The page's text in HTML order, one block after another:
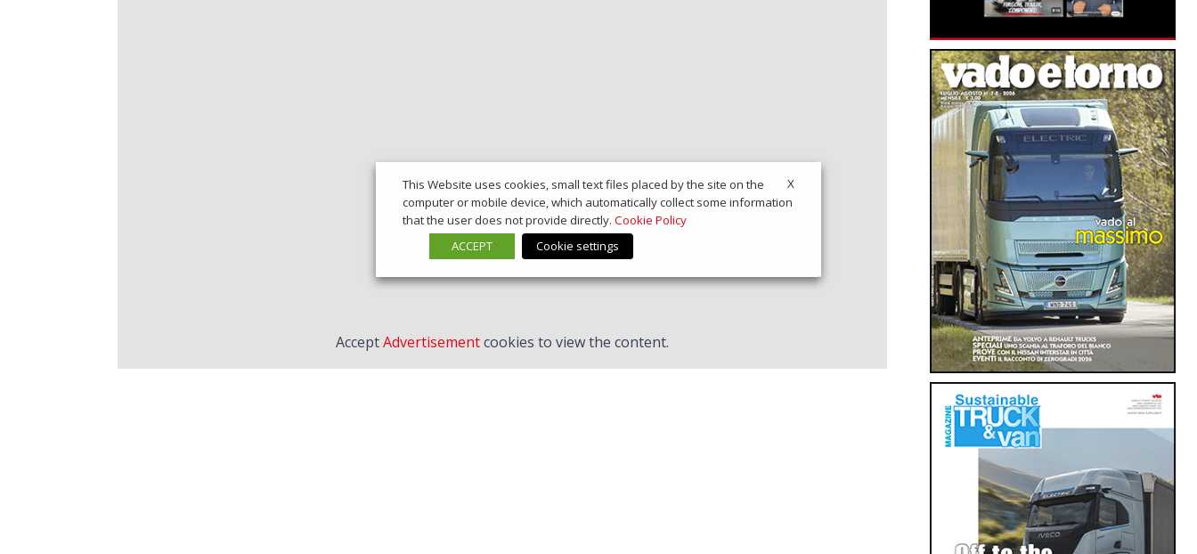
AcceptAdvertisementcookies to view the content.
X
This Website uses cookies, small text files placed by the site on the
computer or mobile device, which automatically collect some information
that the user does not provide directly. Cookie Policy
ACCEPT
Cookie settings